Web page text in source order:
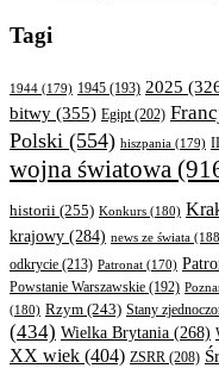
Tagi
1944 (179) 1945 (193) 2025
bitwy (355) Egipt(202)
Polski (554) hiszpania (179)
wojna światowa
historii (255) Konkurs (180)
krajowy (284) news ze świata
odkrycie (213) Patronat (170)
Powstanie Warszawskie (192)
(180) Rzym (243) Stany
(434) Wielka Brytania (268)
XX wiek (404) ZSRR (208)